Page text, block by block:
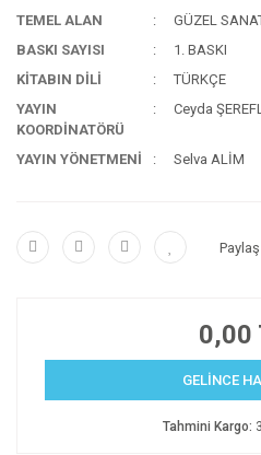
TEMEL ALAN
GÜZEL
BASKI SAYISI
1. BASKI
KİTABIN DİLİ
TÜRKÇE
YAYIN
KOORDİNATÖRÜ
Ceyda
YAYIN YÖNETMENİ Selva ALİM
Paylaş
0,00
GELİNCE
Tahmini Kargo: